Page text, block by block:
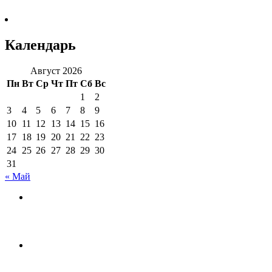
Календарь
Август 2026
Пн Вт Ср Чт Пт Сб Вс
1
2
3
4 5 6 7 8
9
10 11 12 13 14 15 16
17 18 19 20 21 22 23
24 25 26 27 28 29 30
31
« Май